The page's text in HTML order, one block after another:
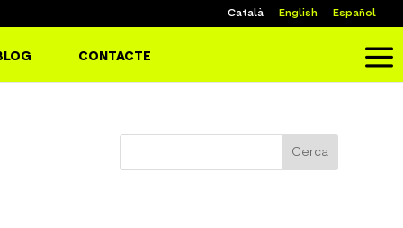
Català English Español
CONTACTE a
Cerca